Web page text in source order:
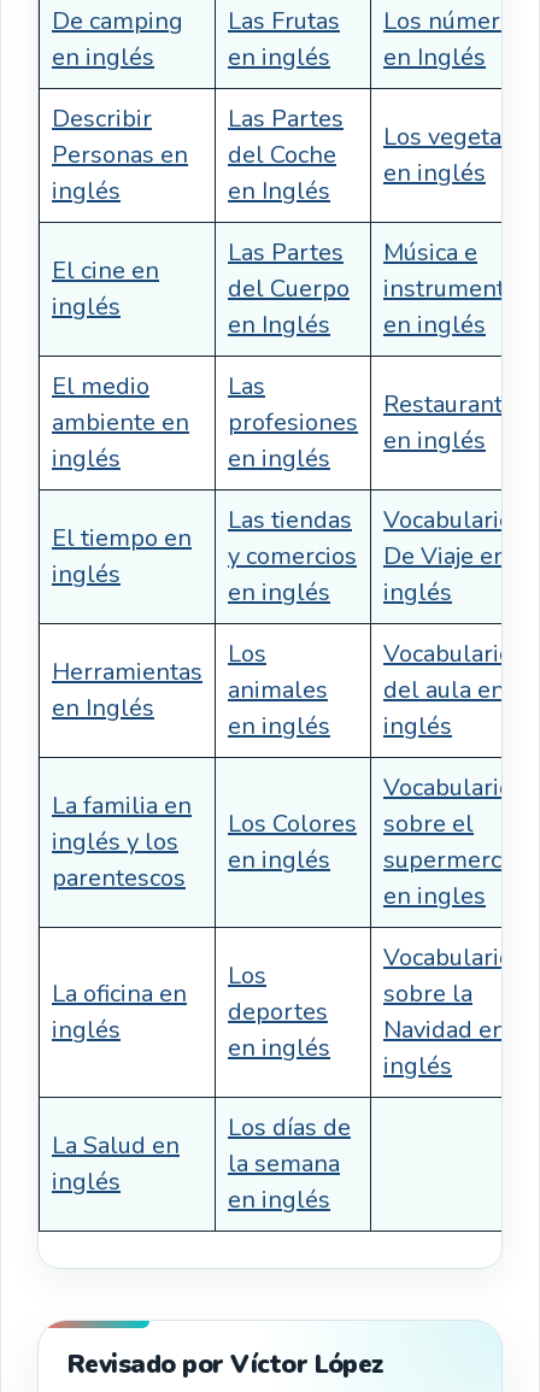
De camping
en inglés
Las Frutas
en inglés
Los números
en Inglés
Describir
Personas en
inglés
Las Partes
del Coche
en Inglés
Los vegetales
en inglés
El cine en
inglés
Las Partes
del Cuerpo
en Inglés
Música e
instrumentos
en inglés
El medio
ambiente en
inglés
Las
profesiones
en inglés
Restaurante
en inglés
El tiempo en
inglés
Las tiendas
y comercios
en inglés
Vocabulario
De Viaje en
inglés
Herramientas
en Inglés
Los
animales
en inglés
Vocabulario
del aula en
inglés
La familia en
inglés y los
parentescos
Los Colores
en inglés
Vocabulario
sobre el
supermercado
en ingles
La oficina en
inglés
Los
deportes
en inglés
Vocabulario
sobre la
Navidad en
inglés
La Salud en
inglés
Los días de
la semana
en inglés
Revisado por Víctor López